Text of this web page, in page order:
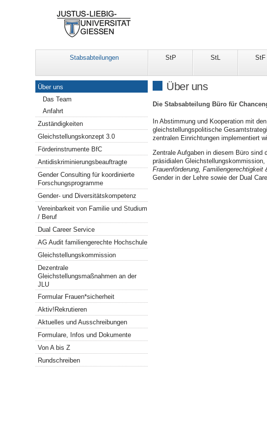
Stabsabteilungen StP StL StF
Über uns
Die Stabsabteilung Büro für
In Abstimmung und Kooperation mit
gleichstellungspolitische
zentralen Einrichtungen implementiert
Zentrale Aufgaben in diesem Büro sind
präsidialen
Frauenförderung, Familiengerechtigkeit
Gender in der Lehre sowie der Dual
Navigation
Über uns
Das Team
Anfahrt
Zuständigkeiten
Gleichstellungskonzept 3.0
Förderinstrumente BfC
Antidiskriminierungsbeauftragte
Gender Consulting für koordinierte
Forschungsprogramme
Gender- und Diversitätskompetenz
Vereinbarkeit von Familie und Studium
/ Beruf
Dual Career Service
AG Audit familiengerechte Hochschule
Gleichstellungskommission
Dezentrale
Gleichstellungsmaßnahmen an der
JLU
Formular Frauen*sicherheit
Aktiv!Rekrutieren
Aktuelles und Ausschreibungen
Formulare, Infos und Dokumente
Von A bis Z
Rundschreiben